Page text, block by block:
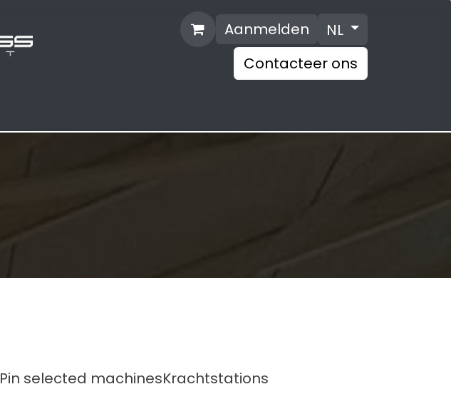
Aanmelden
NL
Contacte​​​​er ons
Pin selected machinesKrachtstations